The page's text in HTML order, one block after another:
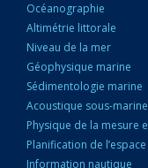
Océanographie
Altimétrie littorale
Niveau de la mer
Géophysique marine
Sédimentologie marine
Acoustique sous-marine
Physique de la mesure
Planification de
Information nautique